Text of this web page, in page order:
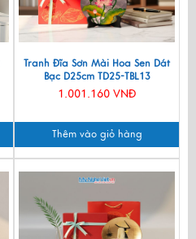
Tranh Đĩa Sơn Mài Hoa Sen Dát
Bạc D25cm TD25-TBL13
1.001.160 VNĐ
Thêm vào giỏ hàng